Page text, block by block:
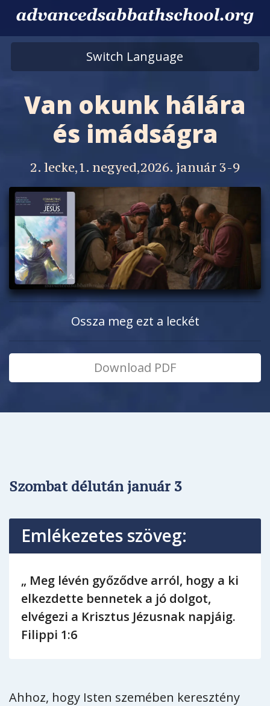
Switch Language
Van okunk hálára
és imádságra
2. lecke,1. negyed,2026. január 3-9
Ossza meg ezt a leckét
Download PDF
Szombat délután január 3
Emlékezetes szöveg:
„ Meg lévén győződve arról, hogy a ki
elkezdette bennetek a jó dolgot,
elvégezi a Krisztus Jézusnak napjáig.
Filippi 1:6
Ahhoz, hogy Isten szemében keresztény